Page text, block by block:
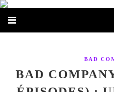
BAD
BAD